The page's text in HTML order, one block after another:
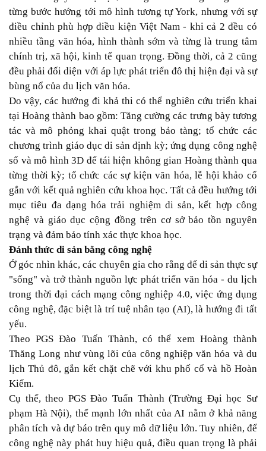
từng bước hướng tới mô hình tương tự York, nhưng với sự
điều chỉnh phù hợp điều kiện Việt Nam - khi cả 2 đều có
nhiều tầng văn hóa, hình thành sớm và từng là trung tâm
chính trị, xã hội, kinh tế quan trọng. Đồng thời, cả 2 cũng
đều phải đối diện với áp lực phát triển đô thị hiện đại và sự
bùng nổ của du lịch văn hóa.
Do vậy, các hướng đi khả thi có thể nghiên cứu triển khai
tại Hoàng thành bao gồm: Tăng cường các trưng bày tương
tác và mô phỏng khai quật trong bảo tàng; tổ chức các
chương trình giáo dục di sản định kỳ; ứng dụng công nghệ
số và mô hình 3D để tái hiện không gian Hoàng thành qua
từng thời kỳ; tổ chức các sự kiện văn hóa, lễ hội khảo cổ
gắn với kết quả nghiên cứu khoa học. Tất cả đều hướng tới
mục tiêu đa dạng hóa trải nghiệm di sản, kết hợp công
nghệ và giáo dục cộng đồng trên cơ sở bảo tồn nguyên
trạng và đảm bảo tính xác thực khoa học.
Đánh thức di sản bằng công nghệ
Ở góc nhìn khác, các chuyên gia cho rằng để di sản thực sự
"sống" và trở thành nguồn lực phát triển văn hóa - du lịch
trong thời đại cách mạng công nghiệp 4.0, việc ứng dụng
công nghệ, đặc biệt là trí tuệ nhân tạo (AI), là hướng đi tất
yếu.
Theo PGS Đào Tuấn Thành, có thể xem Hoàng thành
Thăng Long như vùng lõi của công nghiệp văn hóa và du
lịch Thủ đô, gắn kết chặt chẽ với khu phố cổ và hồ Hoàn
Kiếm.
Cụ thể, theo PGS Đào Tuấn Thành (Trường Đại học Sư
phạm Hà Nội), thế mạnh lớn nhất của AI nằm ở khả năng
phân tích và dự báo trên quy mô dữ liệu lớn. Tuy nhiên, để
công nghệ này phát huy hiệu quả, điều quan trọng là phải